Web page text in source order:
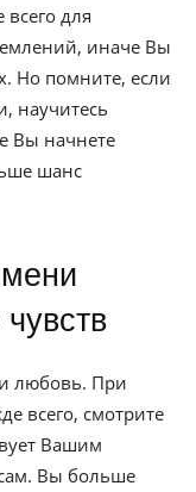
для
иначе Вы
Но помните, если
научитесь
Вы начнете
шанс
любовь. При
всего, смотрите
Вашим
Вы больше